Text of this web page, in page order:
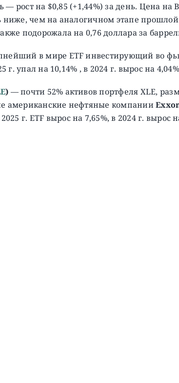
— рост на $0,85 (+1,44%) за день. Цена на
ниже, чем на аналогичном этапе
подорожала на 0,76 доллара за
в мире ETF инвестирующий во
упал на 10,14% , в 2024 г. вырос на
) — почти 52% активов портфеля XLE,
американские нефтяные компании
г. ETF вырос на 7,65%, в 2024 г. вырос